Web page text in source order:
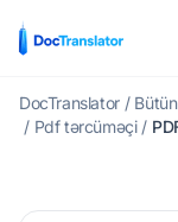
DocTranslator /
/ Pdf tərcüməçi /